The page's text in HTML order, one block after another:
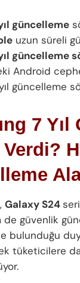
güncelleme
uzun süreli
güncelleme
Android
güncelleme
7
Galaxy S24
güvenlik
bulunduğu
tüketicilere